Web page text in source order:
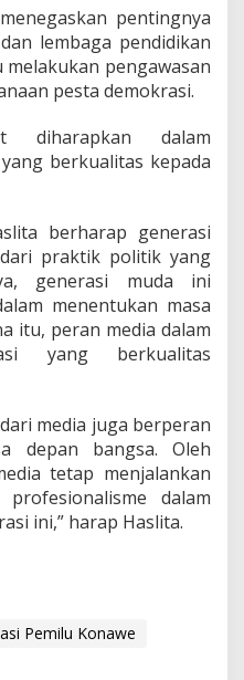
pentingnya
lembaga pendidikan
pengawasan
pesta demokrasi.
diharapkan dalam
berkualitas kepada
berharap generasi
praktik politik yang
generasi muda ini
menentukan masa
itu, peran media dalam
yang berkualitas
media juga berperan
depan bangsa. Oleh
tetap menjalankan
dalam
ini,” harap Haslita.
Pemilu Konawe